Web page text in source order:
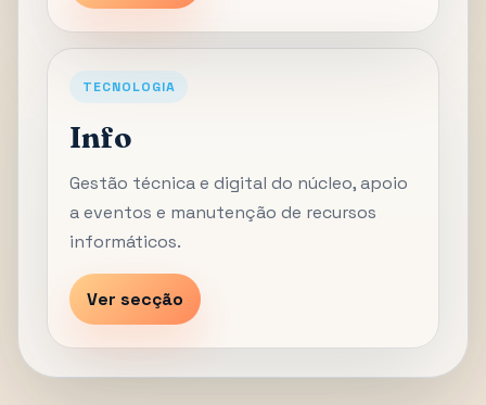
TECNOLOGIA
Info
Gestão técnica e digital do núcleo, apoio
a eventos e manutenção de recursos
informáticos.
Ver secção